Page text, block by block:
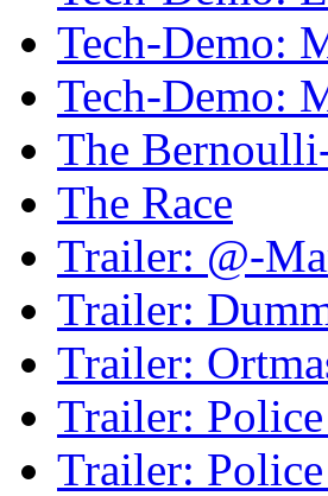
Tech-Demo:
Tech-Demo:
The
The Race
Trailer: @-
Trailer:
Trailer:
Trailer:
Trailer: